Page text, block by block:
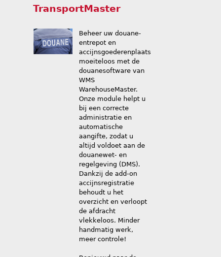
TransportMaster
Beheer uw douane-
entrepot en
accijnsgoederenplaats
moeiteloos met de
douanesoftware van
WMS
WarehouseMaster.
Onze module helpt u
bij een correcte
administratie en
automatische
aangifte, zodat u
altijd voldoet aan de
douanewet- en
regelgeving (DMS).
Dankzij de add-on
accijnsregistratie
behoudt u het
overzicht en verloopt
de afdracht
vlekkeloos. Minder
handmatig werk,
meer controle!